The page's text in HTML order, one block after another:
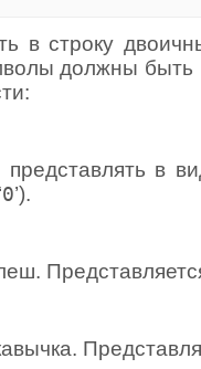
в строку
должны быть
в
0’).